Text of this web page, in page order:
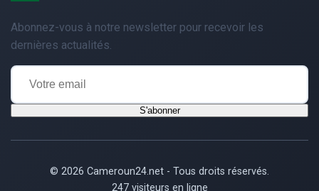
Abonnez-vous à notre newsletter pour recevoir les
dernières actualités.
S'abonner
© 2026 Cameroun24.net - Tous droits réservés.
247 visiteurs en ligne